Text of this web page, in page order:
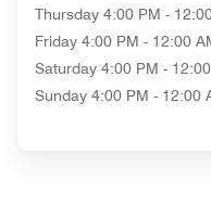
Thursday 4:00 PM -
Friday 4:00 PM - 12:00
Saturday 4:00 PM -
Sunday 4:00 PM - 12:00